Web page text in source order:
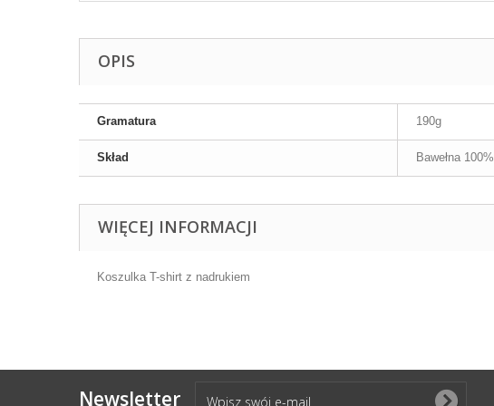
OPIS
Gramatura 190g
Skład Bawełna 100%
WIĘCEJ INFORMACJI
Koszulka T-shirt z nadrukiem
Newsletter